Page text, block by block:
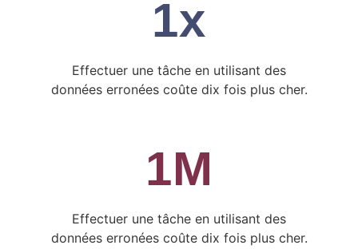
1x
Effectuer une tâche en utilisant des
données erronées coûte dix fois plus cher.
1M
Effectuer une tâche en utilisant des
données erronées coûte dix fois plus cher.